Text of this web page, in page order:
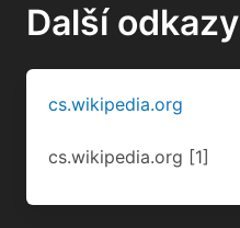
Další odkazy
cs.wikipedia.org
cs.wikipedia.org [1]